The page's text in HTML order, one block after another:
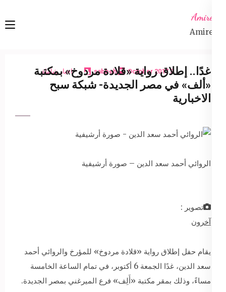
content
Enter)
Amireta
Amireta
5 October 2017
sabbeh اخبار شاملة
غدًا.. إطلاق رواية «قلادة مردوخ» بمكتبة
«ألف» في مصر الجديدة- شبكة سبح
الاخبارية
الروائي أحمد سعد الدين – صورة أرشيفية
تصوير :
آخرون
يقام حفل إطلاق رواية «قلادة مردوخ» للمؤرخ والروائي أحمد
سعد الدين، غدًا الجمعة 6 أكتوبر، في تمام الساعة الخامسة
مساءً، وذلك بمقر مكتبة «أَلِف» فرع الميرغني بمصر الجديدة.